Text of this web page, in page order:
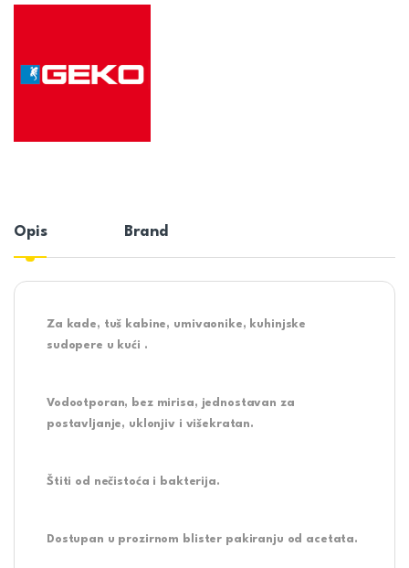
Opis Brand
Za kade, tuš kabine, umivaonike, kuhinjske
sudopere u kući .
Vodootporan, bez mirisa, jednostavan za
postavljanje, uklonjiv i višekratan.
Štiti od nečistoća i bakterija.
Dostupan u prozirnom blister pakiranju od acetata.